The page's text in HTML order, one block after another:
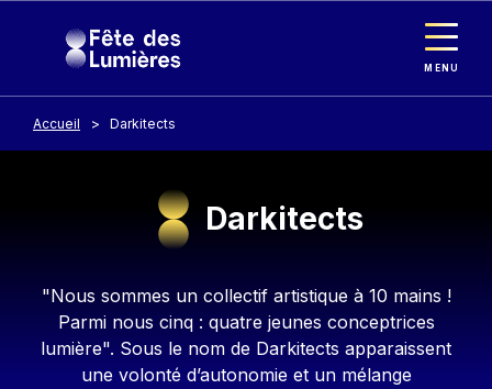
MENU
Accueil Darkitects
Darkitects
Contenu
"Nous sommes un collectif artistique à 10 mains !
Parmi nous cinq : quatre jeunes conceptrices
lumière". Sous le nom de Darkitects apparaissent
une volonté d’autonomie et un mélange